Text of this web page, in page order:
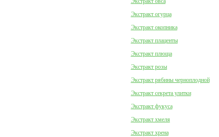
Экстракт огурца
Экстракт окопника
Экстракт плаценты
Экстракт плюща
Экстракт розы
Экстракт рябины черноплодной
Экстракт секрета улитки
Экстракт фукуса
Экстракт хмеля
Экстракт хрена